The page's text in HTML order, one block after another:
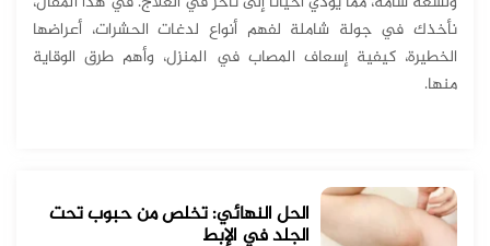
نأخذك في جولة شاملة لفهم أنواع لدغات الحشرات، أعراضها
الخطيرة، كيفية إسعاف المصاب في المنزل، وأهم طرق الوقاية
منها.
الحل النهائي: تخلص من حبوب تحت
الجلد في الإبط